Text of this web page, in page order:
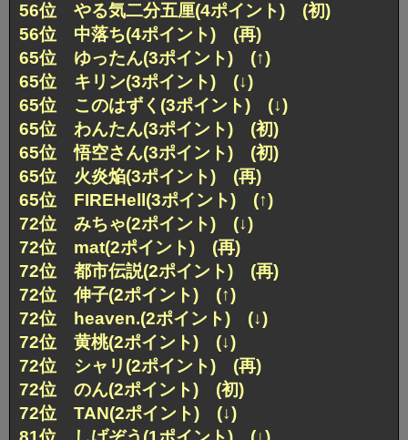
56位 やる気二分五厘(4ポイント) (初)
56位 中落ち(4ポイント) (再)
65位 ゆったん(3ポイント) (↑)
65位 キリン(3ポイント) (↓)
65位 このはずく(3ポイント) (↓)
65位 わんたん(3ポイント) (初)
65位 悟空さん(3ポイント) (初)
65位 火炎焔(3ポイント) (再)
65位 FIREHell(3ポイント) (↑)
72位 みちゃ(2ポイント) (↓)
72位 mat(2ポイント) (再)
72位 都市伝説(2ポイント) (再)
72位 伸子(2ポイント) (↑)
72位 heaven.(2ポイント) (↓)
72位 黄桃(2ポイント) (↓)
72位 シャリ(2ポイント) (再)
72位 のん(2ポイント) (初)
72位 TAN(2ポイント) (↓)